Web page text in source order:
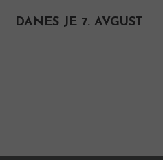
DANES JE 7. AVGUST